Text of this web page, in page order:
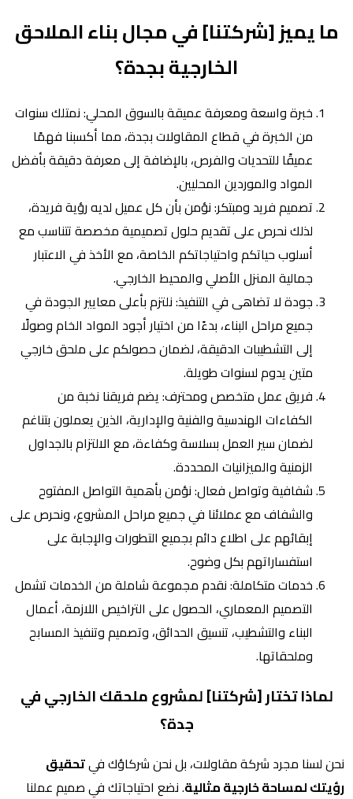
ما يميز [شركتنا] في مجال بناء الملاحق
الخارجية بجدة؟
خبرة واسعة ومعرفة عميقة بالسوق المحلي: نمتلك سنوات
من الخبرة في قطاع المقاولات بجدة، مما أكسبنا فهمًا
عميقًا للتحديات والفرص، بالإضافة إلى معرفة دقيقة بأفضل
المواد والموردين المحليين.
تصميم فريد ومبتكر: نؤمن بأن كل عميل لديه رؤية فريدة،
لذلك نحرص على تقديم حلول تصميمية مخصصة تتناسب مع
أسلوب حياتكم واحتياجاتكم الخاصة، مع الأخذ في الاعتبار
جمالية المنزل الأصلي والمحيط الخارجي.
جودة لا تضاهى في التنفيذ: نلتزم بأعلى معايير الجودة في
جميع مراحل البناء، بدءًا من اختيار أجود المواد الخام وصولًا
إلى التشطيبات الدقيقة، لضمان حصولكم على ملحق خارجي
متين يدوم لسنوات طويلة.
فريق عمل متخصص ومحترف: يضم فريقنا نخبة من
الكفاءات الهندسية والفنية والإدارية، الذين يعملون بتناغم
لضمان سير العمل بسلاسة وكفاءة، مع الالتزام بالجداول
الزمنية والميزانيات المحددة.
شفافية وتواصل فعال: نؤمن بأهمية التواصل المفتوح
والشفاف مع عملائنا في جميع مراحل المشروع، ونحرص على
إبقائهم على اطلاع دائم بجميع التطورات والإجابة على
استفساراتهم بكل وضوح.
خدمات متكاملة: نقدم مجموعة شاملة من الخدمات تشمل
التصميم المعماري، الحصول على التراخيص اللازمة، أعمال
البناء والتشطيب، تنسيق الحدائق، وتصميم وتنفيذ المسابح
وملحقاتها.
لماذا تختار [شركتنا] لمشروع ملحقك الخارجي في
جدة؟
نحن لسنا مجرد شركة مقاولات، بل نحن شركاؤك فيتحقيق
رؤيتك لمساحة خارجية مثالية. نضع احتياجاتك في صميم عملنا